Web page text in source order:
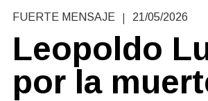
FUERTE MENSAJE | 21/05/2026
Leopoldo
por la